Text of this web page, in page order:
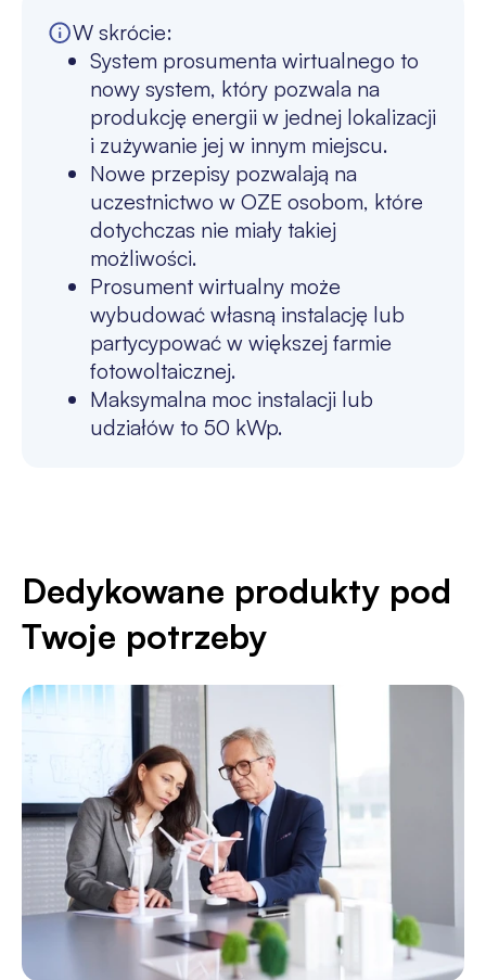
W skrócie:
System prosumenta wirtualnego to
nowy system, który pozwala na
produkcję energii w jednej lokalizacji
i zużywanie jej w innym miejscu.
Nowe przepisy pozwalają na
uczestnictwo w OZE osobom, które
dotychczas nie miały takiej
możliwości.
Prosument wirtualny może
wybudować własną instalację lub
partycypować w większej farmie
fotowoltaicznej.
Maksymalna moc instalacji lub
udziałów to 50 kWp.
Dedykowane produkty pod
Twoje potrzeby